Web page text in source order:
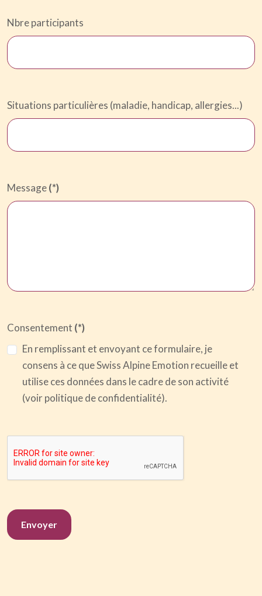
Nbre participants
Situations particulières (maladie, handicap, allergies...)
Message(*)
Consentement (*)
En remplissant et envoyant ce formulaire, je
consens à ce que Swiss Alpine Emotion recueille et
utilise ces données dans le cadre de son activité
(voir politique de confidentialité).
Envoyer